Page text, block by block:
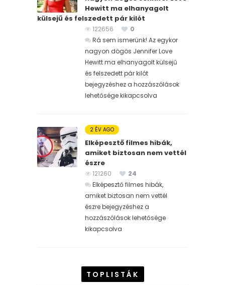
Hewitt ma elhanyagolt
külsejű és felszedett pár kilót
122656
0
Rá sem ismerünk! Az egykor
nagyon dögös Jennifer Love
Hewitt ma elhanyagolt külsejű
és felszedett pár kilót
bejegyzéshez a hozzászólások
lehetősége kikapcsolva
2 ÉV AGO
Elképesztő filmes hibák,
amiket biztosan nem vettél
észre
121260
24
Elképesztő filmes hibák,
amiket biztosan nem vettél
észre bejegyzéshez a
hozzászólások lehetősége
kikapcsolva
TOPLISTÁK